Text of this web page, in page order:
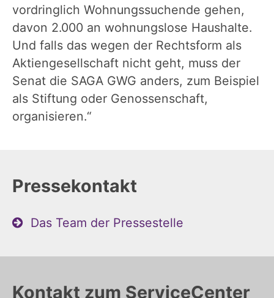
vordringlich Wohnungssuchende gehen,
davon 2.000 an wohnungslose Haushalte.
Und falls das wegen der Rechtsform als
Aktiengesellschaft nicht geht, muss der
Senat die SAGA GWG anders, zum Beispiel
als Stiftung oder Genossenschaft,
organisieren.“
Pressekontakt
Das Team der Pressestelle
Kontakt zum ServiceCenter